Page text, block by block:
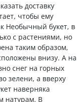
доставку
чтобы ему
Необычный букет, в
с растениями, но
таким образом,
внизу. А на
снег на горных
зелени, а вверху
наверняка
натурам. В